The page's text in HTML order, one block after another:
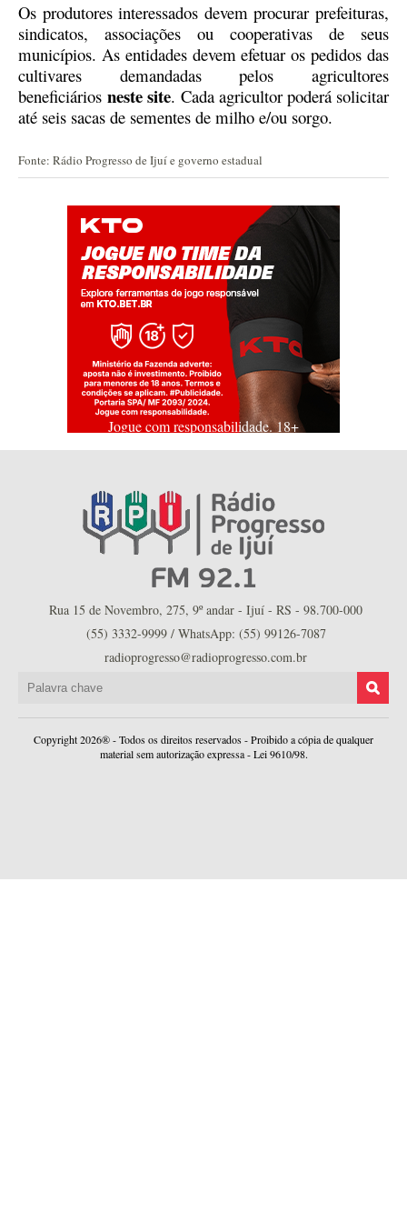
Os produtores interessados devem procurar prefeituras,
sindicatos, associações ou cooperativas de seus
municípios. As entidades devem efetuar os pedidos das
cultivares demandadas pelos agricultores
beneficiáriosneste site. Cada agricultor poderá solicitar
até seis sacas de sementes de milho e/ou sorgo.
Fonte: Rádio Progresso de Ijuí e governo estadual
Jogue com responsabilidade. 18+
Rua 15 de Novembro, 275, 9º andar - Ijuí - RS - 98.700-000
(55) 3332-9999 / WhatsApp: (55) 99126-7087
radioprogresso@radioprogresso.com.br
Copyright 2026® - Todos os direitos reservados - Proibido a cópia de qualquer
material sem autorização expressa - Lei 9610/98.